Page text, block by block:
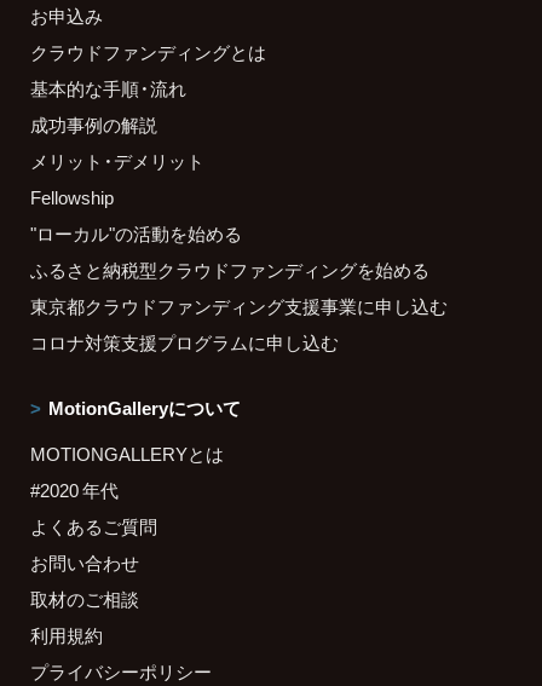
お申込み
クラウドファンディングとは
基本的な手順・流れ
成功事例の解説
メリット・デメリット
Fellowship
"ローカル"の活動を始める
ふるさと納税型クラウドファンディングを始める
東京都クラウドファンディング支援事業に申し込む
コロナ対策支援プログラムに申し込む
MotionGalleryについて
MOTIONGALLERYとは
#2020 年代
よくあるご質問
お問い合わせ
取材のご相談
利用規約
プライバシーポリシー